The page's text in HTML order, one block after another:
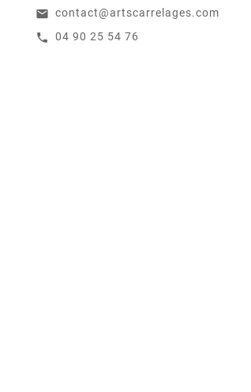
email contact@artscarrelages.com
call 04 90 25 54 76